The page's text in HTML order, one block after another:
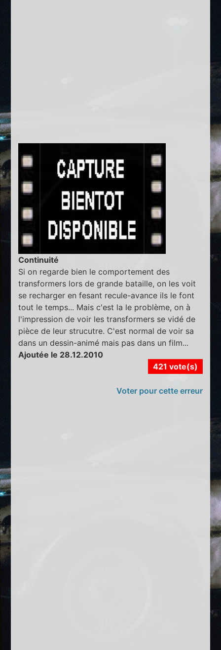
Continuité
Si on regarde bien le comportement des
transformers lors de grande bataille, on les voit
se recharger en fesant recule-avance ils le font
tout le temps... Mais c'est la le problème, on à
l'impression de voir les transformers se vidé de
pièce de leur strucutre. C'est normal de voir sa
dans un dessin-animé mais pas dans un film...
Ajoutée le 28.12.2010
421 vote(s)
Voter pour cette erreur